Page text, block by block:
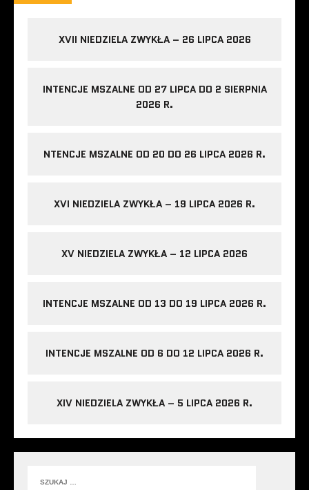
XVII NIEDZIELA ZWYKŁA – 26 LIPCA 2026
INTENCJE MSZALNE OD 27 LIPCA DO 2 SIERPNIA
2026 R.
NTENCJE MSZALNE OD 20 DO 26 LIPCA 2026 R.
XVI NIEDZIELA ZWYKŁA – 19 LIPCA 2026 R.
XV NIEDZIELA ZWYKŁA – 12 LIPCA 2026
INTENCJE MSZALNE OD 13 DO 19 LIPCA 2026 R.
INTENCJE MSZALNE OD 6 DO 12 LIPCA 2026 R.
XIV NIEDZIELA ZWYKŁA – 5 LIPCA 2026 R.